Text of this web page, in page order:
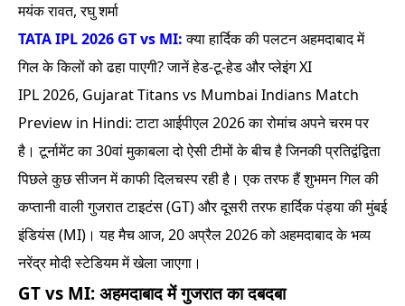
मयंक रावत, रघु शर्मा
TATA IPL 2026 GT vs MI:क्या हार्दिक की पलटन अहमदाबाद में
गिल के किलों को ढहा पाएगी? जानें हेड-टू-हेड और प्लेइंग XI
IPL 2026, Gujarat Titans vs Mumbai Indians Match
Preview in Hindi: टाटा आईपीएल 2026 का रोमांच अपने चरम पर
है। टूर्नामेंट का 30वां मुकाबला दो ऐसी टीमों के बीच है जिनकी प्रतिद्वंद्विता
पिछले कुछ सीजन में काफी दिलचस्प रही है। एक तरफ हैं शुभमन गिल की
कप्तानी वाली गुजरात टाइटंस (GT) और दूसरी तरफ हार्दिक पंड्या की मुंबई
इंडियंस (MI)। यह मैच आज, 20 अप्रैल 2026 को अहमदाबाद के भव्य
नरेंद्र मोदी स्टेडियम में खेला जाएगा।
GT vs MI: अहमदाबाद में गुजरात का दबदबा